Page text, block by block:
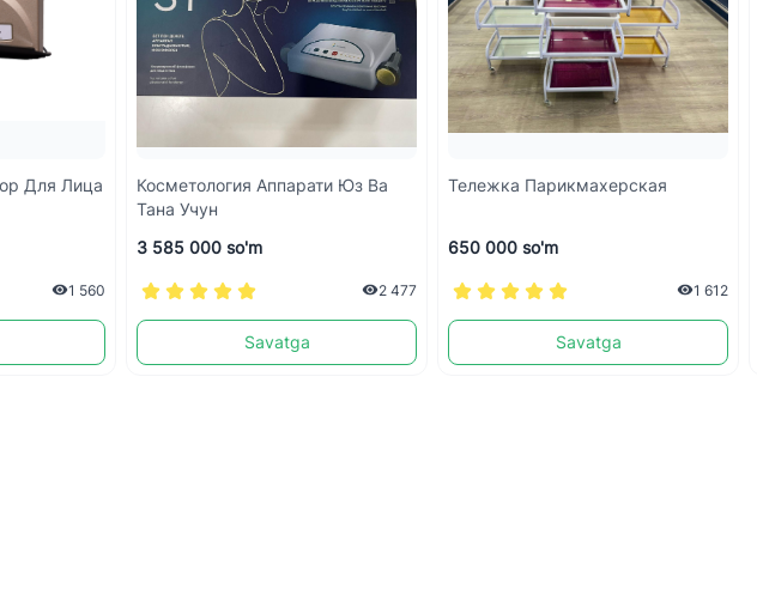
Для Лица
1 560
Косметология Аппарати Юз Ва
Тана Учун
3 585 000 so'm
2 477
Savatga
Тележка Парикмахерская
650 000 so'm
1 612
Savatga